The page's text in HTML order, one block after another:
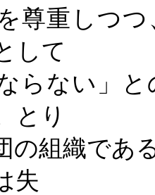
尊重しつ
して
らない」
とり
の組織であ
失